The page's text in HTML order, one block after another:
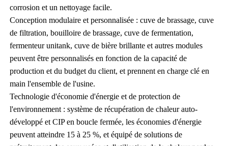
corrosion et un nettoyage facile.
Conception modulaire et personnalisée : cuve de brassage, cuve
de filtration, bouilloire de brassage, cuve de fermentation,
fermenteur unitank, cuve de bière brillante et autres modules
peuvent être personnalisés en fonction de la capacité de
production et du budget du client, et prennent en charge clé en
main l'ensemble de l'usine.
Technologie d'économie d'énergie et de protection de
l'environnement : système de récupération de chaleur auto-
développé et CIP en boucle fermée, les économies d'énergie
peuvent atteindre 15 à 25 %, et équipé de solutions de